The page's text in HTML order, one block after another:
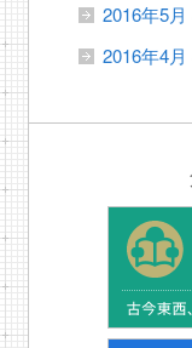
2016年5月
2016年4月